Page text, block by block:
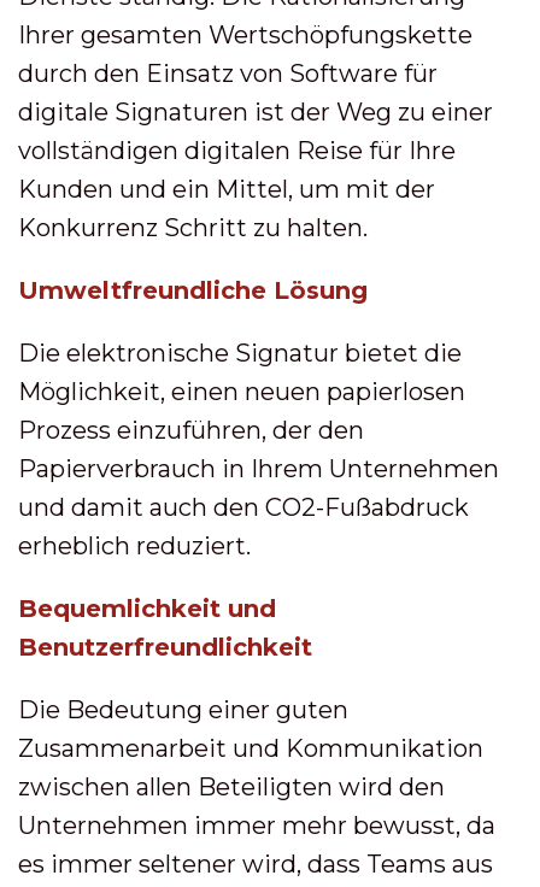
Ihrer gesamten Wertschöpfungskette
durch den Einsatz von Software für
digitale Signaturen ist der Weg zu einer
vollständigen digitalen Reise für Ihre
Kunden und ein Mittel, um mit der
Konkurrenz Schritt zu halten.
Umweltfreundliche Lösung
Die elektronische Signatur bietet die
Möglichkeit, einen neuen papierlosen
Prozess einzuführen, der den
Papierverbrauch in Ihrem Unternehmen
und damit auch den CO2-Fußabdruck
erheblich reduziert.
Bequemlichkeit und
Benutzerfreundlichkeit
Die Bedeutung einer guten
Zusammenarbeit und Kommunikation
zwischen allen Beteiligten wird den
Unternehmen immer mehr bewusst, da
es immer seltener wird, dass Teams aus